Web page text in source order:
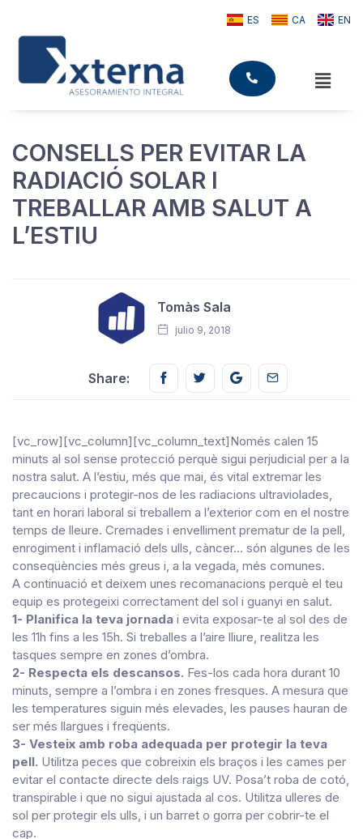
ES CA EN
CONSELLS PER EVITAR LA
RADIACIÓ SOLAR I
TREBALLAR AMB SALUT A
L’ESTIU
Tomàs Sala
julio 9, 2018
Share: Share this on FaceBook
Share this on Twitter
Share this on GMail
Share this on
[vc_row][vc_column][vc_column_text]Només calen 15
minuts al sol sense protecció perquè sigui perjudicial per a la
nostra salut. A l’estiu, més que mai, és vital extremar les
precaucions i protegir-nos de les radiacions ultraviolades,
tant en horari laboral si treballem a l’exterior com en el nostre
temps de lleure. Cremades i envelliment prematur de la pell,
enrogiment i inflamació dels ulls, càncer… són algunes de les
conseqüències més greus i, a la vegada, més comunes.
A continuació et deixem unes recomanacions perquè el teu
equip es protegeixi correctament del sol i guanyi en salut.
1- Planifica la teva jornada i evita exposar-te al sol des de
les 11h fins a les 15h. Si treballes a l’aire lliure, realitza les
tasques sempre en zones d’ombra.
2- Respecta els descansos. Fes-los cada hora durant 10
minuts, sempre a l’ombra i en zones fresques. A mesura que
les temperatures siguin més elevades, les pauses hauran de
ser més llargues i freqüents.
3- Vesteix amb roba adequada per protegir la teva
pell. Utilitza peces que cobreixin els braços i les cames per
evitar el contacte directe dels raigs UV. Posa’t roba de cotó,
transpirable i que no sigui ajustada al cos. Utilitza ulleres de
sol per protegir els ulls, i un barret o gorra per cobrir-te el
cap.